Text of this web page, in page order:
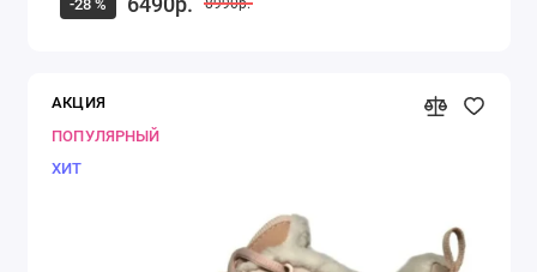
-28 % 8990р.
АКЦИЯ
ПОПУЛЯРНЫЙ
ХИТ